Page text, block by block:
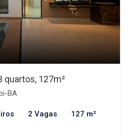
quartos, 127m²
BA
2 Vagas 127 m²